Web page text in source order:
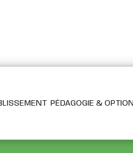
PÉDAGOGIE &